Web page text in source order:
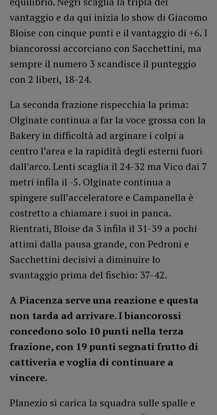
vantaggio e da qui inizia lo show di Giacomo
Bloise con cinque punti e il vantaggio di +6. I
biancorossi accorciano con Sacchettini, ma
sempre il numero 3 scandisce il punteggio
con 2 liberi, 18-24.
La seconda frazione rispecchia la prima:
Olginate continua a far la voce grossa con la
Bakery in difficoltà ad arginare i colpi a
centro l’area e la rapidità degli esterni fuori
dall’arco. Lenti scaglia il 24-32 ma Vico dai 7
metri infila il -5. Olginate continua a
spingere sull’acceleratore e Campanella è
costretto a chiamare i suoi in panca.
Rientrati, Bloise da 3 infila il 31-39 a pochi
attimi dalla pausa grande, con Pedroni e
Sacchettini decisivi a diminuire lo
svantaggio prima del fischio: 37-42.
A Piacenza serve una reazione e questa
non tarda ad arrivare. I biancorossi
concedono solo 10 punti nella terza
frazione, con 19 punti segnati frutto di
cattiveria e voglia di continuare a
vincere.
Planezio si carica la squadra sulle spalle e